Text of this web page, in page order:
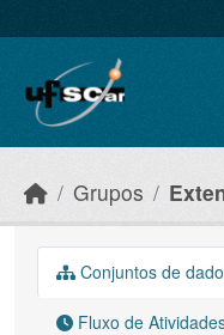
Grupos
Conjuntos de
Fluxo de